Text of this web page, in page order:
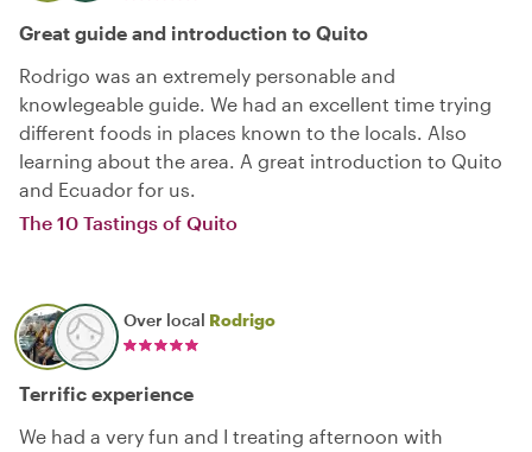
Great guide and introduction to Quito
Rodrigo was an extremely personable and
knowlegeable guide. We had an excellent time trying
different foods in places known to the locals. Also
learning about the area. A great introduction to Quito
and Ecuador for us.
The 10 Tastings of Quito
Over local Rodrigo
Terrific experience
We had a very fun and I treating afternoon with